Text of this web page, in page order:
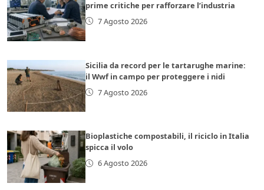
prime critiche per rafforzare l’industria
7 Agosto 2026
Sicilia da record per le tartarughe marine:
il Wwf in campo per proteggere i nidi
7 Agosto 2026
Bioplastiche compostabili, il riciclo in Italia
spicca il volo
6 Agosto 2026